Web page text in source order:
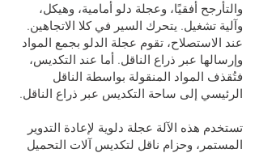
والتأرجح أفقيًا، وعجلة دلو أمامية، وهيكل،
وآلية تشغيل. يتحرك السير في كلا الاتجاهين.
عند الاستصلاح، تقوم عجلة الدلو بجمع المواد
وإرسالها عبر ذراع الناقل. أما عند التكديس،
فتُقذف المواد المنقولة بواسطة الناقل
الرئيسي إلى ساحة التكديس عبر ذراع الناقل.
تستخدم هذه الآلة عجلة دلوية لإعادة التدوير
المستمر، وحزام ناقل لتكديس آلات التحميل